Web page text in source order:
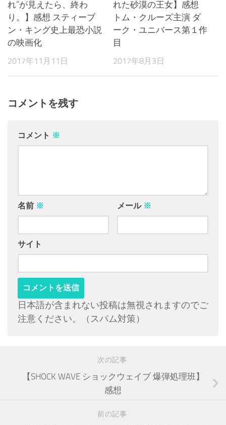
れ”が見えたら、終わ
り。】感想 スティーブ
ン・キング史上最恐小説
の映画化
2017年11月11日
れた砂漠の王女】感想
トム・クルーズ主演 ダ
ーク・ユニバース第１作
目
2017年8月3日
コメントを残す
コメント ※
名前 ※ メール ※
サイト
日本語が含まれない投稿は無視されますのでご
注意ください。（スパム対策）
次の記事
【SHOCK WAVE ショックウェイブ 爆弾処理班】
感想
前の記事